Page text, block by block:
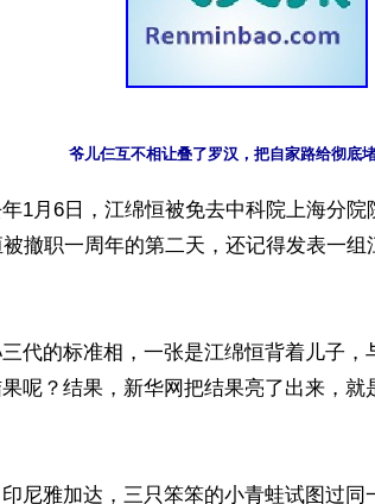
爷儿仨互不相让叠了罗汉，把自家路给彻底堵
年1月6日，江绵恒被免去中科院上海分
撤职一周年的第二天，还记得发表一
代的标准相，一张是江绵恒背着儿子
呢？结果，新华网把结果亮了出来，
尼雅加达，三只笨笨的小青蛙试图过